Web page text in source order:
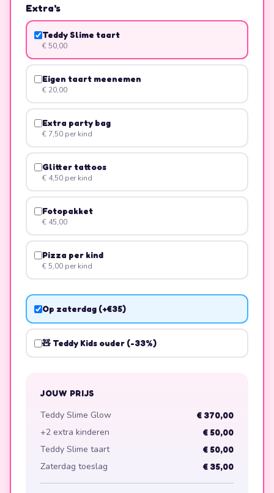
Extra's
Teddy Slime taart
€ 50,00
Eigen taart meenemen
€ 20,00
Extra party bag
€ 7,50 per kind
Glitter tattoos
€ 4,50 per kind
Fotopakket
€ 45,00
Pizza per kind
€ 5,00 per kind
Op zaterdag (+€35)
🧸 Teddy Kids ouder (-33%)
JOUW PRIJS
Teddy Slime Glow € 370,00
+2 extra kinderen € 50,00
Teddy Slime taart € 50,00
Zaterdag toeslag € 35,00